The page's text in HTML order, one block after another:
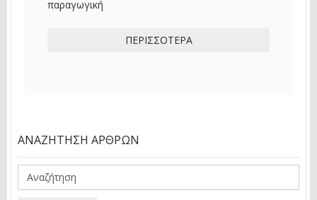
παραγωγική
ΠΕΡΙΣΣΌΤΕΡΑ
ΑΝΑΖΉΤΗΣΗ ΆΡΘΡΩΝ